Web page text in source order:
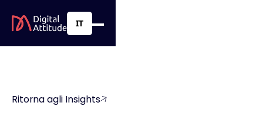
IT
Ritorna agli Insights